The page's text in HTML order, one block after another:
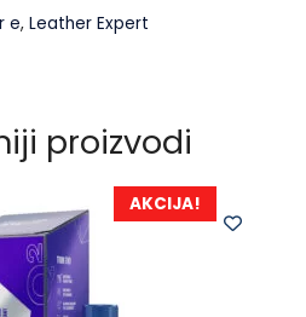
e, Leather Expert
proizvodi
AKCIJA!